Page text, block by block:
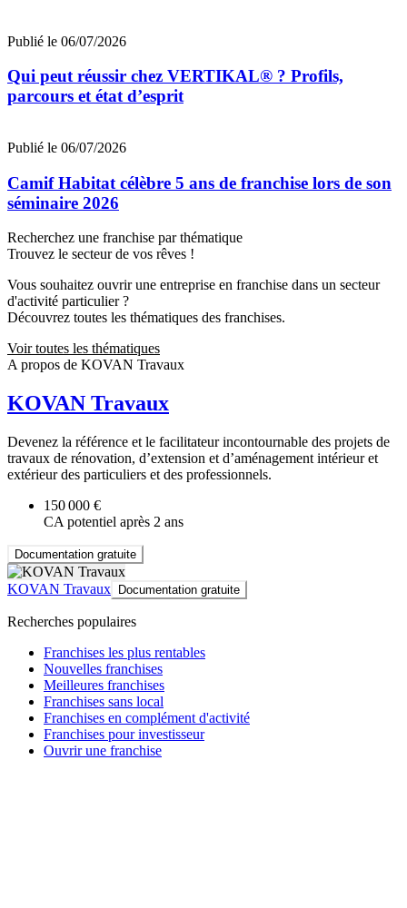
Publié le 06/07/2026
Qui peut réussir chez VERTIKAL® ? Profils,
parcours et état d’esprit
Publié le 06/07/2026
Camif Habitat célèbre 5 ans de franchise lors de son
séminaire 2026
Recherchez une franchise par thématique
Trouvez le secteur de vos rêves !
Vous souhaitez ouvrir une entreprise en franchise dans un secteur
d'activité particulier ?
Découvrez toutes les thématiques des franchises.
Voir toutes les thématiques
A propos de KOVAN Travaux
KOVAN Travaux
Devenez la référence et le facilitateur incontournable des projets de
travaux de rénovation, d’extension et d’aménagement intérieur et
extérieur des particuliers et des professionnels.
150 000 €
CA potentiel après 2 ans
Documentation gratuite
KOVAN Travaux Documentation gratuite
Recherches populaires
Franchises les plus rentables
Nouvelles franchises
Meilleures franchises
Franchises sans local
Franchises en complément d'activité
Franchises pour investisseur
Ouvrir une franchise